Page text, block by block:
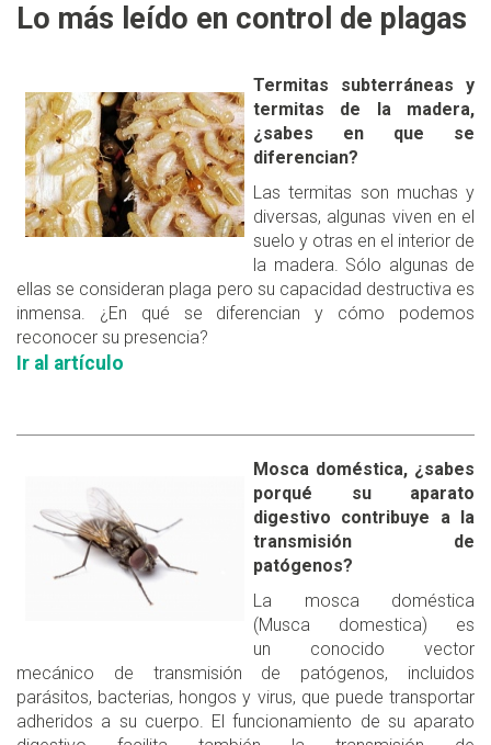
Lo más leído en control de plagas
Termitas subterráneas y
termitas de la madera,
¿sabes en que se
diferencian?
Las termitas son muchas y
diversas, algunas viven en el
suelo y otras en el interior de
la madera. Sólo algunas de
ellas se consideran plaga pero su capacidad destructiva es
inmensa. ¿En qué se diferencian y cómo podemos
reconocer su presencia?
Ir al artículo
Mosca doméstica, ¿sabes
porqué su aparato
digestivo contribuye a la
transmisión de
patógenos?
La mosca doméstica
(Musca domestica) es
un conocido vector
mecánico de transmisión de patógenos, incluidos
parásitos, bacterias, hongos y virus, que puede transportar
adheridos a su cuerpo. El funcionamiento de su aparato